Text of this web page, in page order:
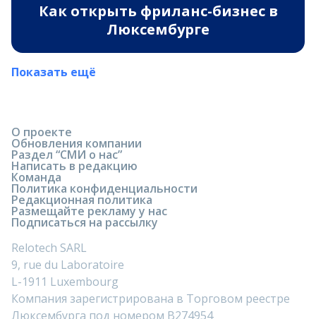
Как открыть фриланс-бизнес в
Люксембурге
Показать ещё
О проекте
Обновления компании
Раздел “СМИ о нас”
Написать в редакцию
Команда
Политика конфиденциальности
Редакционная политика
Размещайте рекламу у нас
Подписаться на рассылку
Relotech SARL
9, rue du Laboratoire
L-1911 Luxembourg
Компания зарегистрирована в Торговом реестре
Люксембурга под номером B274954